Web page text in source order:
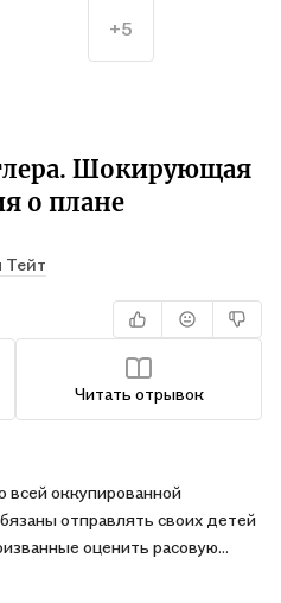
Шокирующая
о плане
Тейт
Читать отрывок
+5
всей оккупированной
отправлять своих детей
оценить расовую